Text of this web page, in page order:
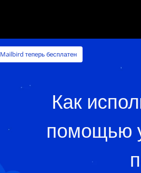
Mailbird теперь бесплатен
Как
помощью